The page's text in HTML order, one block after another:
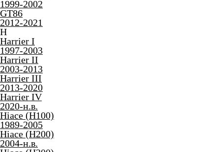
1999-2002
GT86
2012-2021
H
Harrier I
1997-2003
Harrier II
2003-2013
Harrier III
2013-2020
Harrier IV
2020-н.в.
Hiace (H100)
1989-2005
Hiace (H200)
2004-н.в.